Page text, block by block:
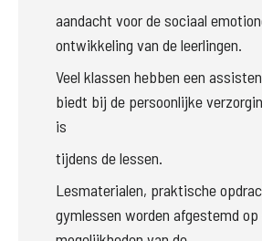
aandacht voor de sociaal
ontwikkeling van de leerlingen.
Veel klassen hebben een
biedt bij de persoonlijke
is
tijdens de lessen.
Lesmaterialen, praktische
gymlessen worden afgestemd op